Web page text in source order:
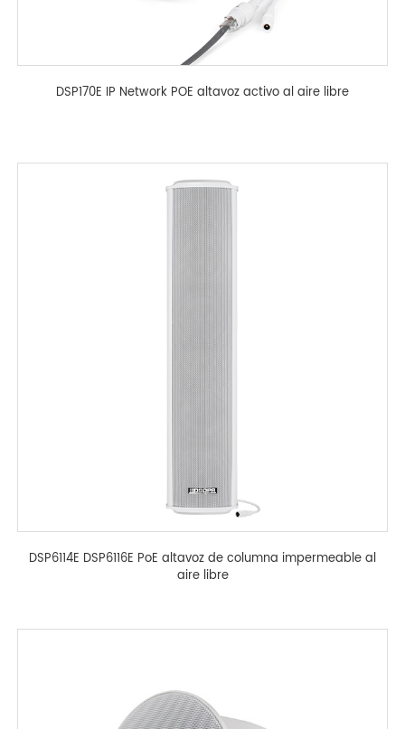
DSP170E IP Network POE altavoz activo al aire libre
DSP6114E DSP6116E PoE altavoz de columna impermeable al
aire libre